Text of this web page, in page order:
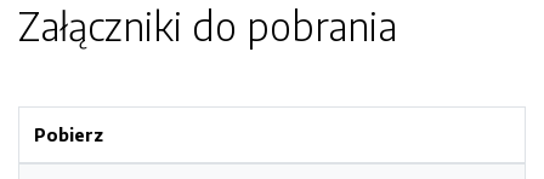
Załączniki do pobrania
Pobierz